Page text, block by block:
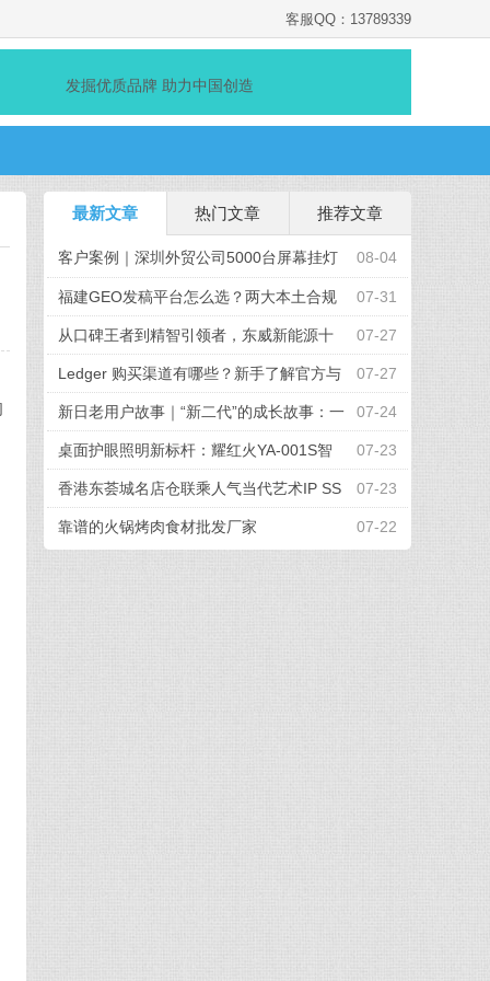
客服QQ：13789339
发掘优质品牌 助力中国创造
最新文章 热门文章 推荐文章
08-04
客户案例｜深圳外贸公司5000台屏幕挂灯
采购项目顺利完成 07-31
福建GEO发稿平台怎么选？两大本土合规
推广平台实测推荐 07-27
从口碑王者到精智引领者，东威新能源十
周年发布全新品牌战略 07-27
Ledger 购买渠道有哪些？新手了解官方与
授权路径的完整参考 07-24
新日老用户故事｜“新二代”的成长故事：一
起出发的“移动伙伴” 07-23
桌面护眼照明新标杆：耀红火YA-001S智
能屏幕挂灯，办公电竞全场景适配 07-23
香港东荟城名店仓联乘人气当代艺术IP SS
EBONGRAMA 携手打造全球首个「躺平一 07-22
靠谱的火锅烤肉食材批发厂家